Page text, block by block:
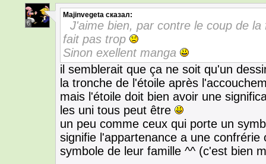
6
Majinvegeta сказал:
J'aime bien, par contre le coup de
fait pas trop
Sinon exellent manga
il semblerait que ça ne soit qu'un
la tronche de l'étoile après
mais l'étoile doit bien avoir une
les uni tous peut être
un peu comme ceux qui porte un
signifie l'appartenance a une
symbole de leur famille ^^ (c'est bien